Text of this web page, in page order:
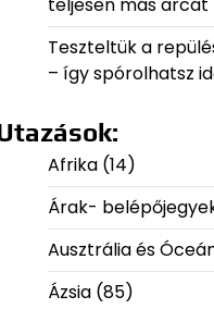
teljesen más
Teszteltük a
– így spórolhatsz
Afrika(14)
Árak-
Ausztrália és
Ázsia(85)